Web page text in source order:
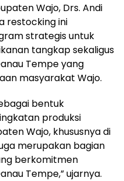
Wajo, Drs. Andi
restocking ini
strategis untuk
tangkap sekaligus
Tempe yang
masyarakat Wajo.
bentuk
produksi
Wajo, khususnya di
merupakan bagian
berkomitmen
Tempe,” ujarnya.